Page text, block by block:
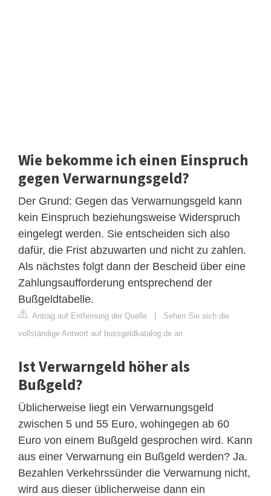
Wie bekomme ich einen Einspruch
gegen Verwarnungsgeld?
Der Grund: Gegen das Verwarnungsgeld kann
kein Einspruch beziehungsweise Widerspruch
eingelegt werden. Sie entscheiden sich also
dafür, die Frist abzuwarten und nicht zu zahlen.
Als nächstes folgt dann der Bescheid über eine
Zahlungsaufforderung entsprechend der
Bußgeldtabelle.
Antrag auf Entfernung der Quelle | Sehen Sie sich die
vollständige Antwort auf bussgeldkatalog.de an
Ist Verwarngeld höher als
Bußgeld?
Üblicherweise liegt ein Verwarnungsgeld
zwischen 5 und 55 Euro, wohingegen ab 60
Euro von einem Bußgeld gesprochen wird. Kann
aus einer Verwarnung ein Bußgeld werden? Ja.
Bezahlen Verkehrssünder die Verwarnung nicht,
wird aus dieser üblicherweise dann ein